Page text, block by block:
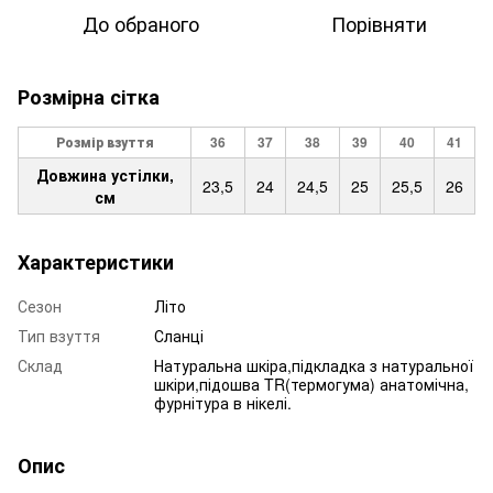
До обраного Порівняти
Розмірна сітка
Розмір взуття 36 37 38 39 40 41
Довжина устілки,
см
23,5 24 24,5 25 25,5 26
Характеристики
Сезон
Літо
Тип взуття
Сланці
Склад
Натуральна шкіра,підкладка з натуральної
шкіри,підошва TR(термогума) анатомічна,
фурнітура в нікелі.
Опис